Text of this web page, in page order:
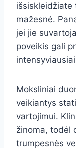
išsiskleidžiate
mažesnė.
jei jie
poveikis gali
Moksliniai
veikiantys
vartojimui.
žinoma, todėl
trumpesnės